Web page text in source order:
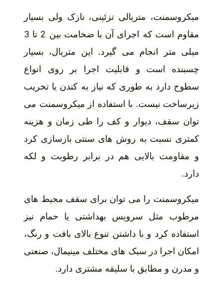
میکروسمنت، متریالی تزئینی، نازک ولی بسیار
مقاوم است که اجرای آن با ضخامت بین 2 تا 3
میلی متر انجام می گیرد. این متریال، بسیار
چسبنده است و قابلیت اجرا بر روی انواع
سطوح دارد به طوری که نیاز به کندن یا تخریب
زیرساخت نیست. با استفاده از میکروسمنت می
توان سقف، دیوار و کف را طی زمان و هزینه
کمتری نسبت به روش های سنتی بازسازی کرد
و مقاومت بالایی هم در برابر رطوبت و لکه
دارد.
میکروسمنت را می توان برای سقف محیط های
مرطوب مثل سرویس بهداشتی یا حمام نیز
استفاده کرد و با داشتن تنوع بالای بافت و رنگ،
امکان اجرا در سبک های مختلف مینیمال، صنعتی
و مدرن و مطابق با سلیقه مشتری دارد.